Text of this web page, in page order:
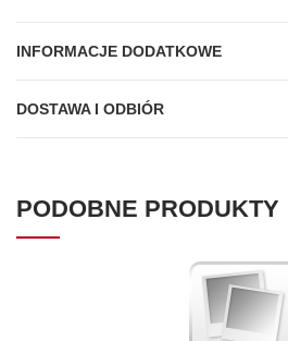
INFORMACJE DODATKOWE
DOSTAWA I ODBIÓR
PODOBNE PRODUKTY